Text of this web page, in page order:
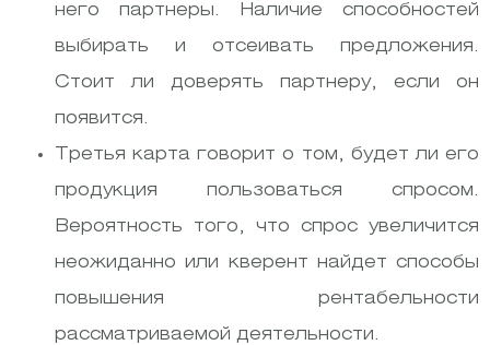
него партнеры. Наличие способностей
выбирать и отсеивать предложения.
Стоит ли доверять партнеру, если он
появится.
Третья карта говорит о том, будет ли его
продукция пользоваться спросом.
Вероятность того, что спрос увеличится
неожиданно или кверент найдет способы
повышения рентабельности
рассматриваемой деятельности.